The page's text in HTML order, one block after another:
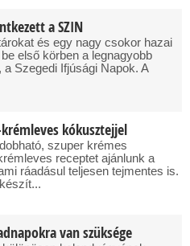
a SZIN
és egy nagy csokor hazai
első körben a legnagyobb
a Szegedi Ifjúsági Napok. A
kókusztejjel
szuper krémes
receptet ajánlunk a
ráadásul teljesen tejmentes is.
van szüksége